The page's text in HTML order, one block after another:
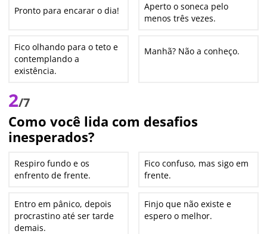
Pronto para encarar o dia!
Aperto o soneca pelo
menos três vezes.
Fico olhando para o teto e
contemplando a
existência.
Manhã? Não a conheço.
2/7
Como você lida com desafios
inesperados?
Respiro fundo e os
enfrento de frente.
Fico confuso, mas sigo em
frente.
Entro em pânico, depois
procrastino até ser tarde
demais.
Finjo que não existe e
espero o melhor.